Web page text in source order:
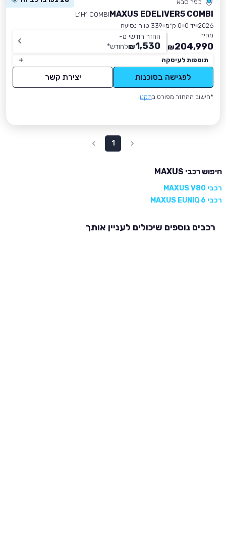
כפר סבא
MAXUS EDELIVER5 COMBI
L1H1 COMBI
2026 יד 0 0 ק״מ
339 טווח נסיעה
מחיר
204,990
₪
החזר חודשי מ-
1,530
₪לחודש*
תוספות לעיסקה
לפגישה בסוכנות יצירת קשר
*חישוב ההחזר מפורט בתקנון
1
חיפוש רכבי MAXUS
רכבי MAXUS V80
רכבי MAXUS EUNIQ 6
רכבים נוספים שיכולים לעניין אותך